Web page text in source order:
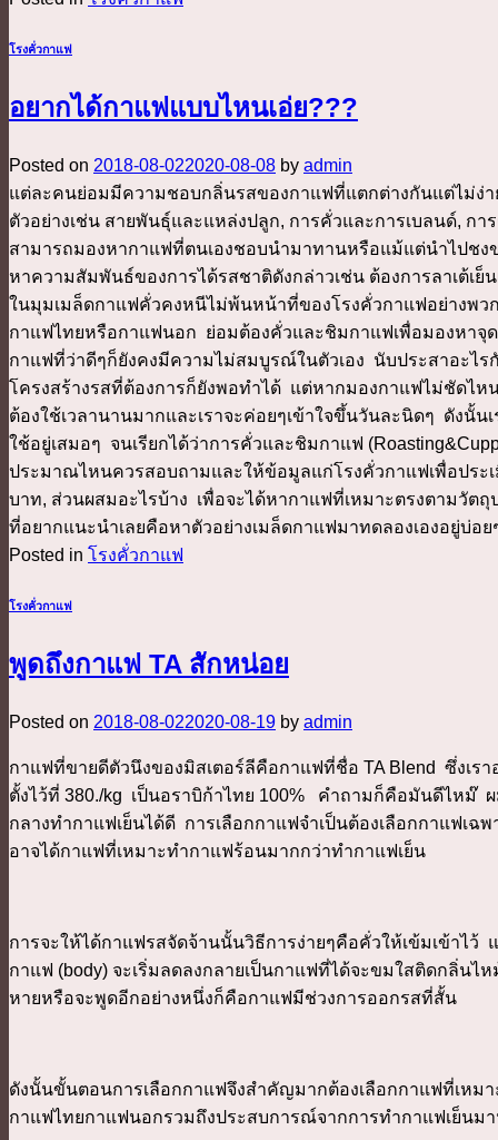
โรงคั่วกาแฟ
อยากได้กาแฟแบบไหนเอ่ย???
Posted on 2018-08-022020-08-08 by admin
แต่ละคนย่อมมีความชอบกลิ่นรสของกาแฟที่แตกต่างกันแต่ไม่ง่
ตัวอย่างเช่น สายพันธุ์และแหล่งปลูก, การคั่วและการเบลนด์, ก
สามารถมองหากาแฟที่ตนเองชอบนำมาทานหรือแม้แต่นำไปช
หาความสัมพันธ์ของการได้รสชาติดังกล่าวเช่น ต้องการลาเต้
ในมุมเมล็ดกาแฟคั่วคงหนีไม่พ้นหน้าที่ของโรงคั่วกาแฟอย่างพ
กาแฟไทยหรือกาแฟนอก ย่อมต้องคั่วและชิมกาแฟเพื่อมองหาจุ
กาแฟที่ว่าดีๆก็ยังคงมีความไม่สมบูรณ์ในตัวเอง นับประสาอะไ
โครงสร้างรสที่ต้องการก็ยังพอทำได้ แต่หากมองกาแฟไม่ชัดไห
ต้องใช้เวลานานมากและเราจะค่อยๆเข้าใจขึ้นวันละนิดๆ ดังนั้
ใช้อยู่เสมอๆ จนเรียกได้ว่าการคั่วและชิมกาแฟ
ประมาณไหนควรสอบถามและให้ข้อมูลแก่โรงคั่วกาแฟเพื่อประ
บาท, ส่วนผสมอะไรบ้าง เพื่อจะได้หากาแฟที่เหมาะตรงตามวั
ที่อยากแนะนำเลยคือหาตัวอย่างเมล็ดกาแฟมาทดลองเองอยู่บ่อ
Posted in โรงคั่วกาแฟ
โรงคั่วกาแฟ
พูดถึงกาแฟ TA สักหน่อย
Posted on 2018-08-022020-08-19 by admin
กาแฟที่ขายดีตัวนึงของมิสเตอร์ลีคือกาแฟที่ชื่อ TA Blend ซึ่งเร
ตั้งไว้ที่ 380./kg เป็นอราบิก้าไทย 100% คำถามก็คือมันดีไหม๊
กลางทำกาแฟเย็นได้ดี การเลือกกาแฟจำเป็นต้องเลือกกาแฟ
อาจได้กาแฟที่เหมาะทำกาแฟร้อนมากกว่าทำกาแฟเย็น
การจะให้ได้กาแฟรสจัดจ้านนั้นวิธีการง่ายๆคือคั่วให้เข้มเข้าไ
กาแฟ (body) จะเริ่มลดลงกลายเป็นกาแฟที่ได้จะขมใสติดกลิ่น
หายหรือจะพูดอีกอย่างหนึ่งก็คือกาแฟมีช่วงการออกรสที่สั้น
ดังนั้นขั้นตอนการเลือกกาแฟจึงสำคัญมากต้องเลือกกาแฟที่เหม
กาแฟไทยกาแฟนอกรวมถึงประสบการณ์จากการทำกาแฟเย็นม